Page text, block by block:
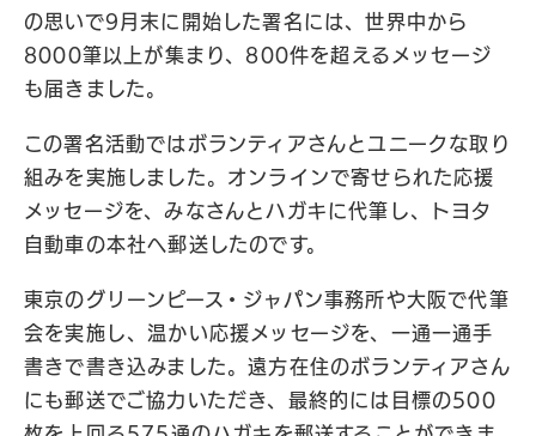
の思いで9月末に開始した署名には、世界中から
8000筆以上が集まり、800件を超えるメッセージ
も届きました。
この署名活動ではボランティアさんとユニークな取り
組みを実施しました。オンラインで寄せられた応援
メッセージを、みなさんとハガキに代筆し、トヨタ
自動車の本社へ郵送したのです。
東京のグリーンピース・ジャパン事務所や大阪で代筆
会を実施し、温かい応援メッセージを、一通一通手
書きで書き込みました。遠方在住のボランティアさん
にも郵送でご協力いただき、最終的には目標の500